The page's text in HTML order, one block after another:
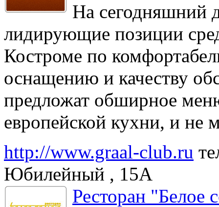
На сегодняшний
лидирующие позиции
Костроме по
оснащению и качеству
предложат обширное
европейской кухни, и не
http://www.graal-club.ru
Юбилейный , 15А
Ресторан "Белое